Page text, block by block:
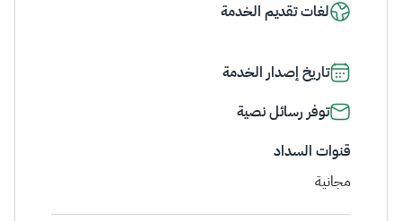
لغات تقديم الخدمة
تاريخ إصدار الخدمة
توفر رسائل نصية
قنوات السداد
مجانية